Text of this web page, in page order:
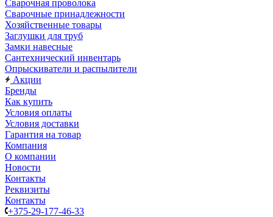
Сварочная проволока
Сварочные принадлежности
Хозяйственные товары
Заглушки для труб
Замки навесные
Сантехнический инвентарь
Опрыскиватели и распылители
Акции
Бренды
Как купить
Условия оплаты
Условия доставки
Гарантия на товар
Компания
О компании
Новости
Контакты
Реквизиты
Контакты
+375-29-177-46-33